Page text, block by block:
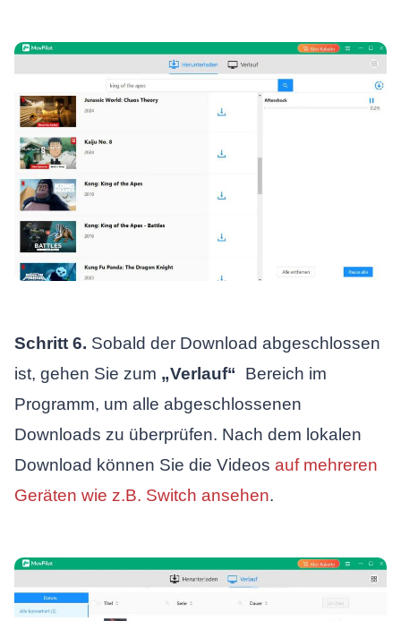
Schritt 6. Sobald der Download abgeschlossen
ist, gehen Sie zum „Verlauf“ Bereich im
Programm, um alle abgeschlossenen
Downloads zu überprüfen. Nach dem lokalen
Download können Sie die Videos auf mehreren
Geräten wie z.B. Switch ansehen.